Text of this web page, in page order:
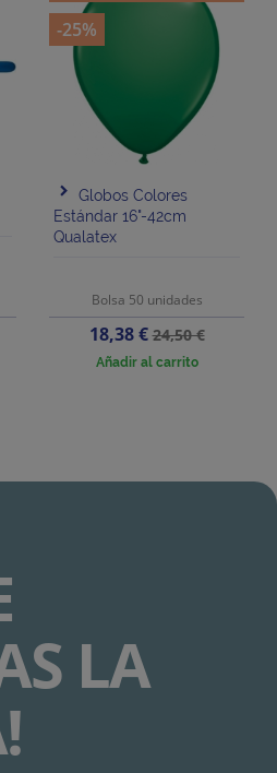
Globos Colores
Estándar 16"-42cm
Qualatex
Bolsa 50 unidades
Precio
18,38 €Precio
base
24,50 €
Añadir al carrito
-25%
LA